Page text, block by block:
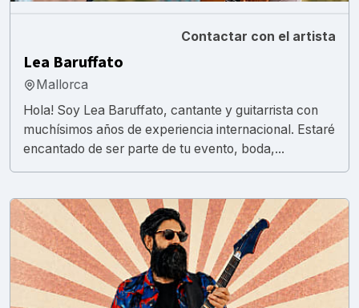
Contactar con el artista
Lea Baruffato
Mallorca
Hola! Soy Lea Baruffato, cantante y guitarrista con
muchísimos años de experiencia internacional. Estaré
encantado de ser parte de tu evento, boda,...